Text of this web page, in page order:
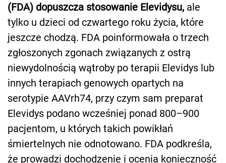
(FDA) dopuszcza stosowanie Elevidysu, ale
tylko u dzieci od czwartego roku życia, które
jeszcze chodzą. FDA poinformowała o trzech
zgłoszonych zgonach związanych z ostrą
niewydolnością wątroby po terapii Elevidys lub
innych terapiach genowych opartych na
serotypie AAVrh74, przy czym sam preparat
Elevidys podano wcześniej ponad 800–900
pacjentom, u których takich powikłań
śmiertelnych nie odnotowano. FDA podkreśla,
że prowadzi dochodzenie i ocenia konieczność